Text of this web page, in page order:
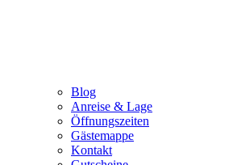
Blog
Anreise & Lage
Öffnungszeiten
Gästemappe
Kontakt